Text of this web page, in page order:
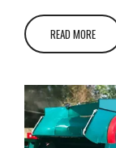
READ MORE